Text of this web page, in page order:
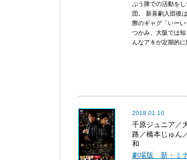
ぷう隊での活動を
団。 新喜劇入団後
際のギャグ「いー
つかみ、大阪では
んなアキが定期的
2018.01.10
千原ジュニア／
路／橋本じゅん
和
劇場版 新・ミ